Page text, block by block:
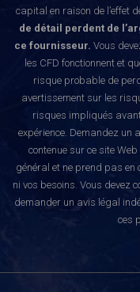
capital en raison de l’effet
de détail perdent de
ce fournisseur. Vous
les CFD fonctionnent et
risque probable de
avertissement sur les
risques impliqués
expérience. Demandez un
contenue sur ce site
général et ne prend pas en
ni vos besoins. Vous devez
demander un avis légal
ces